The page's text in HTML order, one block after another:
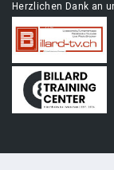
Herzlichen Dank an